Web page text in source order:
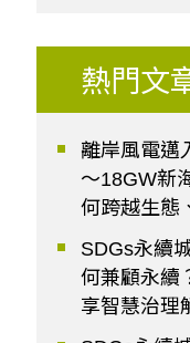
熱門文
離岸風電邁
～18GW新
何跨越生態
SDGs永續
何兼顧永續
享智慧治理